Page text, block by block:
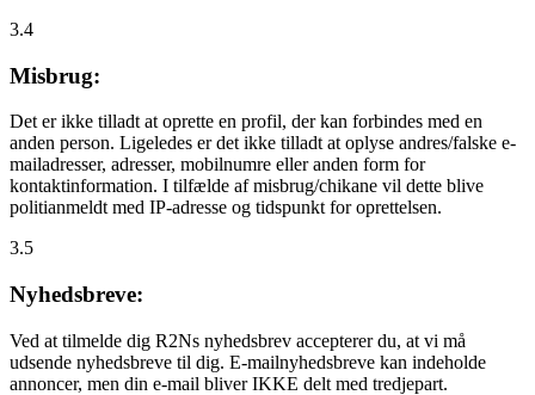
3.4
Misbrug:
Det er ikke tilladt at oprette en profil, der kan forbindes med en
anden person. Ligeledes er det ikke tilladt at oplyse andres/falske e-
mailadresser, adresser, mobilnumre eller anden form for
kontaktinformation. I tilfælde af misbrug/chikane vil dette blive
politianmeldt med IP-adresse og tidspunkt for oprettelsen.
3.5
Nyhedsbreve:
Ved at tilmelde dig R2Ns nyhedsbrev accepterer du, at vi må
udsende nyhedsbreve til dig. E-mailnyhedsbreve kan indeholde
annoncer, men din e-mail bliver IKKE delt med tredjepart.